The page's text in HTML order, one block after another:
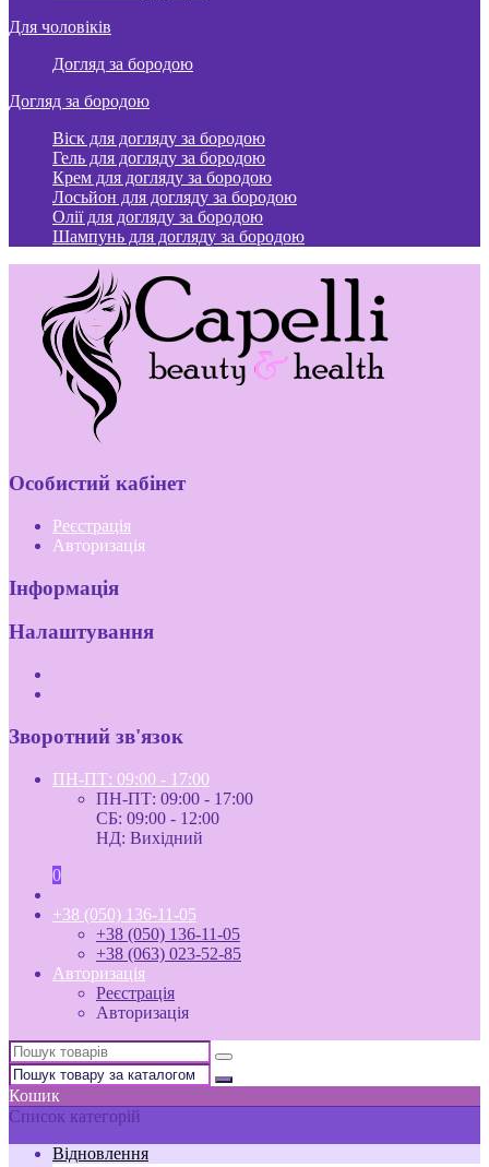
Для чоловіків
Догляд за бородою
Догляд за бородою
Віск для догляду за бородою
Гель для догляду за бородою
Крем для догляду за бородою
Лосьйон для догляду за бородою
Олії для догляду за бородою
Шампунь для догляду за бородою
Особистий кабінет
Реєстрація
Авторизація
Інформація
Налаштування
Зворотний зв'язок
ПН-ПТ: 09:00 - 17:00
ПН-ПТ: 09:00 - 17:00
СБ: 09:00 - 12:00
НД: Вихідний
0
+38 (050) 136-11-05
+38 (050) 136-11-05
+38 (063) 023-52-85
Авторизація
Реєстрація
Авторизація
Кошик
Список категорій
Відновлення